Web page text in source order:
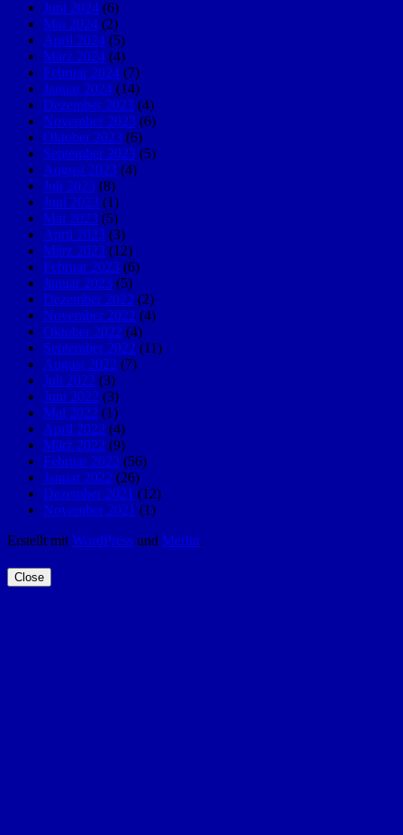
Juni 2024 (6)
Mai 2024 (2)
April 2024 (5)
März 2024 (4)
Februar 2024 (7)
Januar 2024 (14)
Dezember 2023 (4)
November 2023 (6)
Oktober 2023 (6)
September 2023 (5)
August 2023 (4)
Juli 2023 (8)
Juni 2023 (1)
Mai 2023 (5)
April 2023 (3)
März 2023 (12)
Februar 2023 (6)
Januar 2023 (5)
Dezember 2022 (2)
November 2022 (4)
Oktober 2022 (4)
September 2022 (11)
August 2022 (7)
Juli 2022 (3)
Juni 2022 (3)
Mai 2022 (1)
April 2022 (4)
März 2022 (9)
Februar 2022 (56)
Januar 2022 (26)
Dezember 2021 (12)
November 2021 (1)
Erstellt mit WordPress und Merlin.
Close